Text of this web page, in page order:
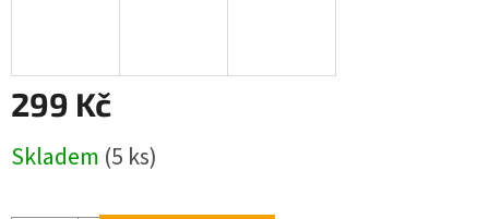
299 Kč
cena:
Skladem (5 ks)